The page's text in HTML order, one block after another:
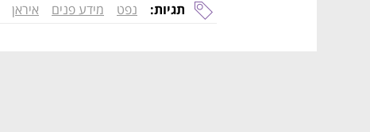
תגיות: נפט מידע פנים איראן